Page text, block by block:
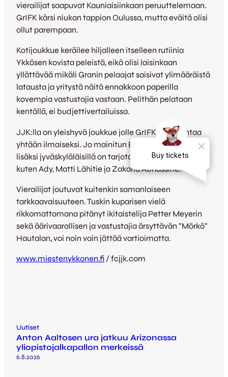
vierailijat saapuvat Kauniaisiinkaan peruuttelemaan.
GrIFK kärsi niukan tappion Oulussa, mutta eväitä olisi
ollut parempaan.
Kotijoukkue keräilee hiljalleen itselleen rutiinia
Ykkösen kovista peleistä, eikä olisi laisinkaan
yllättävää mikäli Granin pelaajat saisivat ylimääräistä
latausta ja yritystä näitä ennakkoon paperilla
kovempia vastustajia vastaan. Pelithän pelataan
kentällä, ei budjettivertailuissa.
JJK:lla on yleishyvä joukkue jolle GrIFK ei saa antaa
yhtään ilmaiseksi. Jo mainitun Babatunde Wusun
lisäksi jyväskyläläisillä on tarjota ratkaisijoiksi nimiä
kuten Ady, Matti Lähitie ja Zakaria Abhassine.
Vierailijat joutuvat kuitenkin samanlaiseen
tarkkaavaisuuteen. Tuskin kuparisen vielä
rikkomattomana pitänyt ikitaistelija Petter Meyerin
sekä äärivaarallisen ja vastustajia ärsyttävän ”Mörkö”
Hautalan, voi noin vain jättää vartioimatta.
www.miestenykkonen.fi / fcjjk.com
Uutiset
Anton Aaltosen ura jatkuu Arizonassa
yliopistojalkapallon merkeissä
6.8.2026